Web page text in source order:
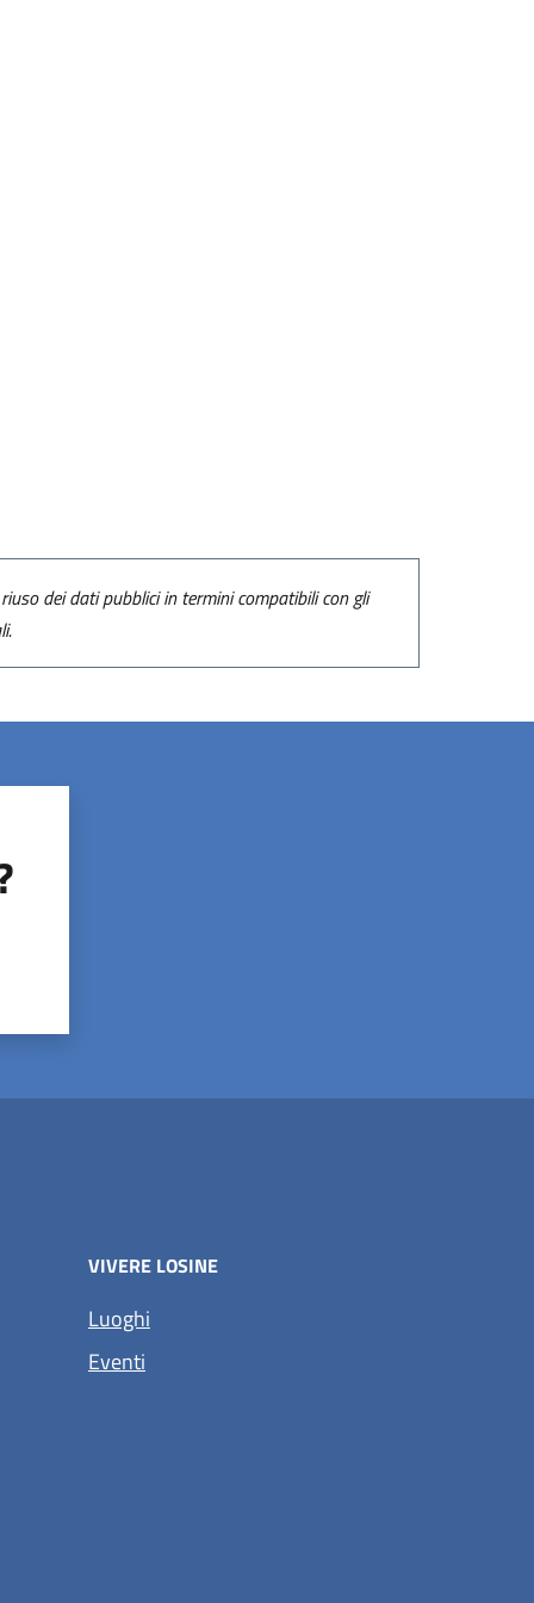
dei dati pubblici in termini compatibili con gli
VIVERE LOSINE
Luoghi
Eventi